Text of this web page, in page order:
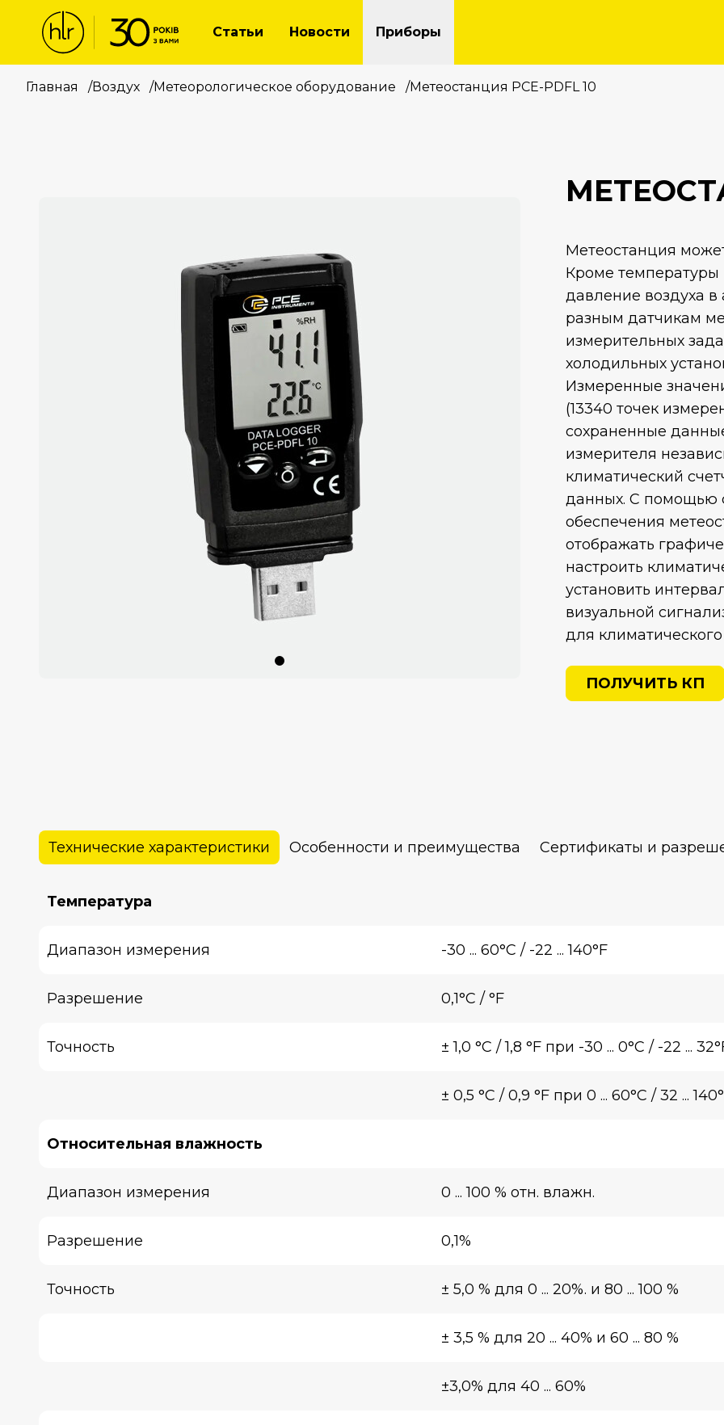
Статьи Новости Приборы
Главная /Воздух /Метеорологическое оборудование /Метеостанция PCE-PDFL 10
Метеостанция
Кроме температуры
давление воздуха в
разным датчикам
измерительных
холодильных
Измеренные
(13340 точек
сохраненные
измерителя
климатический
данных. С помощью
обеспечения
отображать
настроить
установить
визуальной
для
ПОЛУЧИТЬ КП
Технические характеристики Особенности и преимущества Сертификаты и
Температура
Диапазон измерения -30 ... 60°C / -22 ... 140°F
Разрешение 0,1°C / °F
Точность ± 1,0 °C / 1,8 °F при -30 ... 0°C / -22 ...
± 0,5 °C / 0,9 °F при 0 ... 60°C / 32 ...
Относительная влажность
Диапазон измерения 0 ... 100 % отн. влажн.
Разрешение 0,1%
Точность ± 5,0 % для 0 ... 20%. и 80 ... 100 %
± 3,5 % для 20 ... 40% и 60 ... 80 %
±3,0% для 40 ... 60%